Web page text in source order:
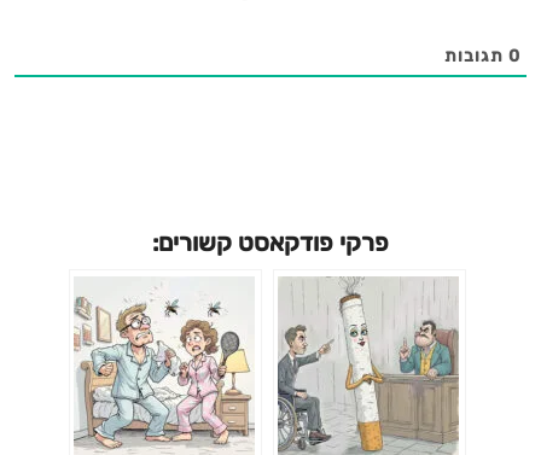
0 תגובות
פרקי פודקאסט קשורים: